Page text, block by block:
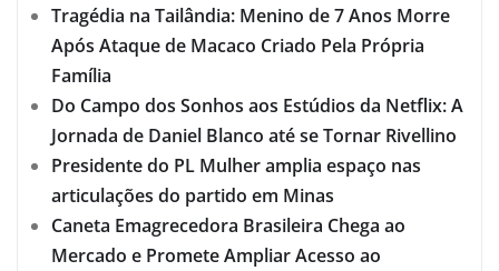
Tragédia na Tailândia: Menino de 7 Anos Morre
Após Ataque de Macaco Criado Pela Própria
Família
Do Campo dos Sonhos aos Estúdios da Netflix: A
Jornada de Daniel Blanco até se Tornar Rivellino
Presidente do PL Mulher amplia espaço nas
articulações do partido em Minas
Caneta Emagrecedora Brasileira Chega ao
Mercado e Promete Ampliar Acesso ao